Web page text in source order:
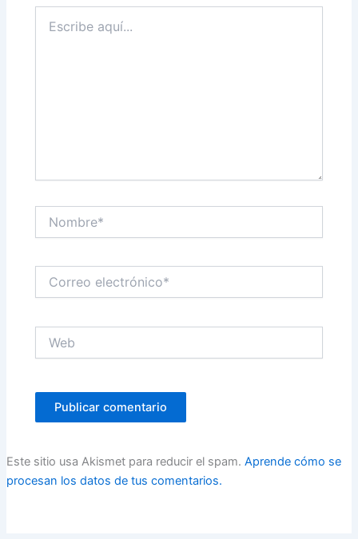
aquí...
electrónico*
Este sitio usa Akismet para reducir el spam. Aprende cómo se
procesan los datos de tus comentarios.